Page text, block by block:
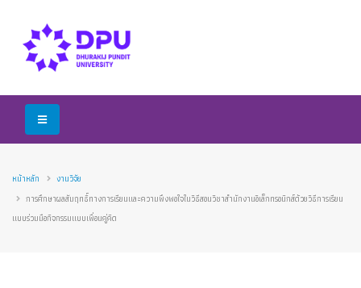
หน้าหลัก
งานวิจัย
การศึกษาผลสัมฤทธิ์ทางการเรียนและความพึงพอใจในวิธีสอนวิชาสำนักงานอิเล็กทรอนิกส์ด้วยวิธีการเรียน
แบบร่วมมือกิจกรรมแบบเพื่อนคู่คิด